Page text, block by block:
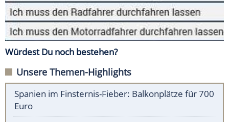
Würdest Du noch bestehen?
Unsere Themen-Highlights
Spanien im Finsternis-Fieber: Balkonplätze für 700
Euro